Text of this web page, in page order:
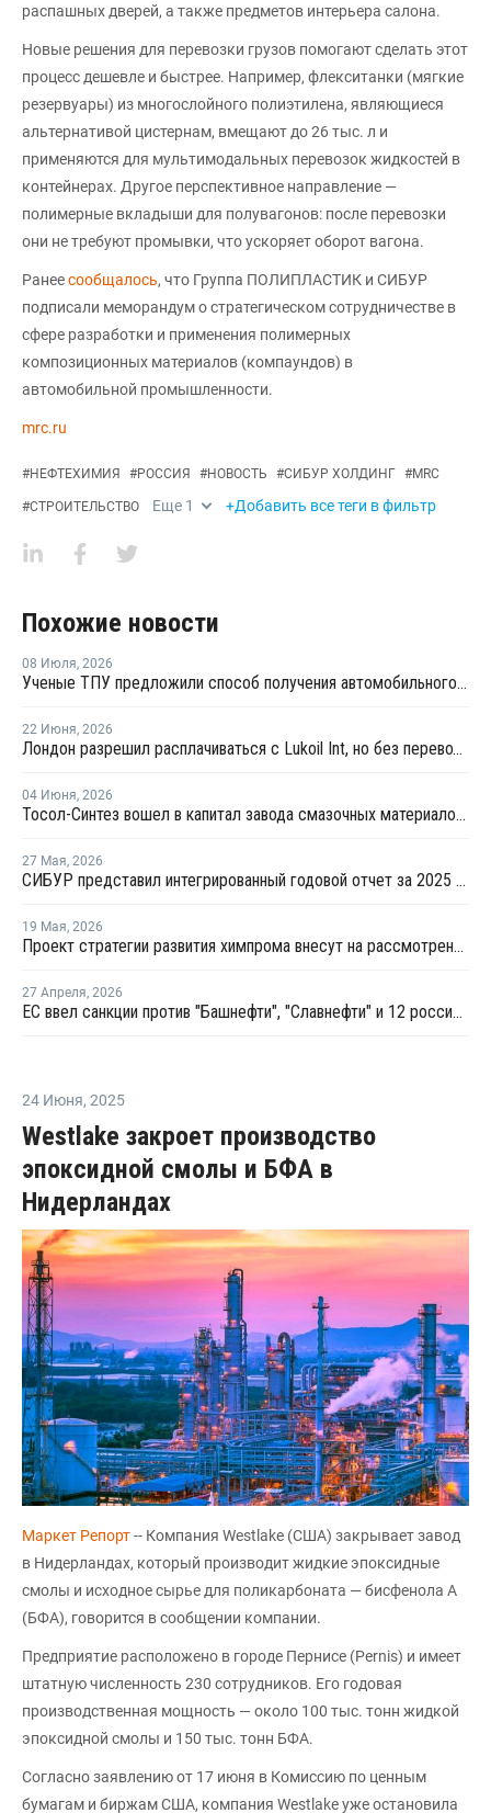
распашных дверей, а также предметов интерьера салона.
Новые решения для перевозки грузов помогают сделать этот
процесс дешевле и быстрее. Например, флекситанки (мягкие
резервуары) из многослойного полиэтилена, являющиеся
альтернативой цистернам, вмещают до 26 тыс. л и
применяются для мультимодальных перевозок жидкостей в
контейнерах. Другое перспективное направление —
полимерные вкладыши для полувагонов: после перевозки
они не требуют промывки, что ускоряет оборот вагона.
Ранеесообщалось, что Группа ПОЛИПЛАСТИК и СИБУР
подписали меморандум о стратегическом сотрудничестве в
сфере разработки и применения полимерных
композиционных материалов (компаундов) в
автомобильной промышленности.
mrc.ru
#НЕФТЕХИМИЯ #РОССИЯ #НОВОСТЬ #СИБУР ХОЛДИНГ #MRC
#СТРОИТЕЛЬСТВО Еще 1 +Добавить все теги в фильтр
Похожие новости
08 Июля, 2026
Ученые ТПУ предложили способ получения автомобильного бензина из пластиковых отходов
22 Июня, 2026
Лондон разрешил расплачиваться с Lukoil Int, но без перевода средств Лукойлу
04 Июня, 2026
Тосол-Синтез вошел в капитал завода смазочных материалов "Девон"
27 Мая, 2026
СИБУР представил интегрированный годовой отчет за 2025 год
19 Мая, 2026
Проект стратегии развития химпрома внесут на рассмотрение правительства до конца года
27 Апреля, 2026
ЕС ввел санкции против "Башнефти", "Славнефти" и 12 российских НПЗ
24 Июня, 2025
Westlake закроет производство
эпоксидной смолы и БФА в
Нидерландах
Маркет Репорт-- Компания Westlake (США) закрывает завод
в Нидерландах, который производит жидкие эпоксидные
смолы и исходное сырье для поликарбоната — бисфенола А
(БФА), говорится в сообщении компании.
Предприятие расположено в городе Пернисе (Pernis) и имеет
штатную численность 230 сотрудников. Его годовая
производственная мощность — около 100 тыс. тонн жидкой
эпоксидной смолы и 150 тыс. тонн БФА.
Согласно заявлению от 17 июня в Комиссию по ценным
бумагам и биржам США, компания Westlake уже остановила